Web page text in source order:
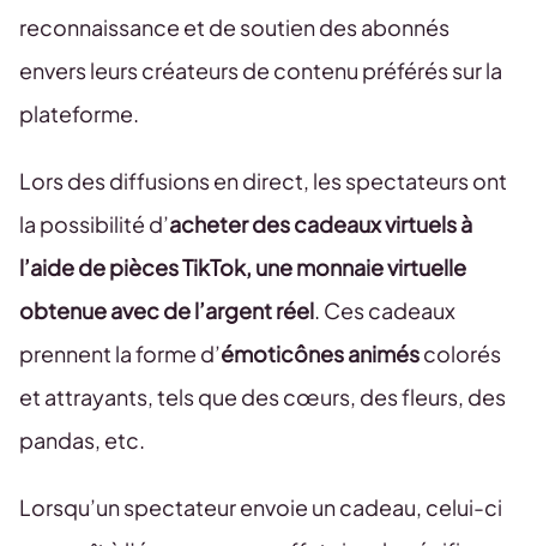
reconnaissance et de soutien des abonnés
envers leurs créateurs de contenu préférés sur la
plateforme.
Lors des diffusions en direct, les spectateurs ont
la possibilité d’acheter des cadeaux virtuels à
l’aide de pièces TikTok, une monnaie virtuelle
obtenue avec de l’argent réel. Ces cadeaux
prennent la forme d’émoticônes animéscolorés
et attrayants, tels que des cœurs, des fleurs, des
pandas, etc.
Lorsqu’un spectateur envoie un cadeau, celui-ci